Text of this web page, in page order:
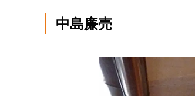
中島廉売